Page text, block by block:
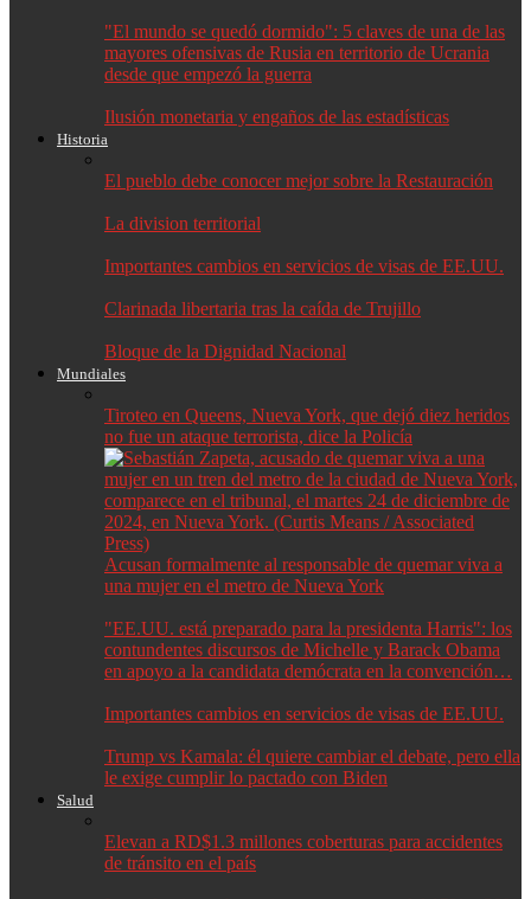
"El mundo se quedó dormido": 5 claves de una de las
mayores ofensivas de Rusia en territorio de Ucrania
desde que empezó la guerra
Ilusión monetaria y engaños de las estadísticas
Historia
El pueblo debe conocer mejor sobre la Restauración
La division territorial
Importantes cambios en servicios de visas de EE.UU.
Clarinada libertaria tras la caída de Trujillo
Bloque de la Dignidad Nacional
Mundiales
Tiroteo en Queens, Nueva York, que dejó diez heridos
no fue un ataque terrorista, dice la Policía
Acusan formalmente al responsable de quemar viva a
una mujer en el metro de Nueva York
"EE.UU. está preparado para la presidenta Harris": los
contundentes discursos de Michelle y Barack Obama
en apoyo a la candidata demócrata en la convención…
Importantes cambios en servicios de visas de EE.UU.
Trump vs Kamala: él quiere cambiar el debate, pero ella
le exige cumplir lo pactado con Biden
Salud
Elevan a RD$1.3 millones coberturas para accidentes
de tránsito en el país